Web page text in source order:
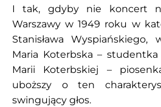
I tak, gdyby nie koncert
Warszawy w 1949 roku w
Stanisława Wyspiańskiego,
Maria Koterbska – studentka
Marii Koterbskiej –
uboższy o ten
swingujący głos.